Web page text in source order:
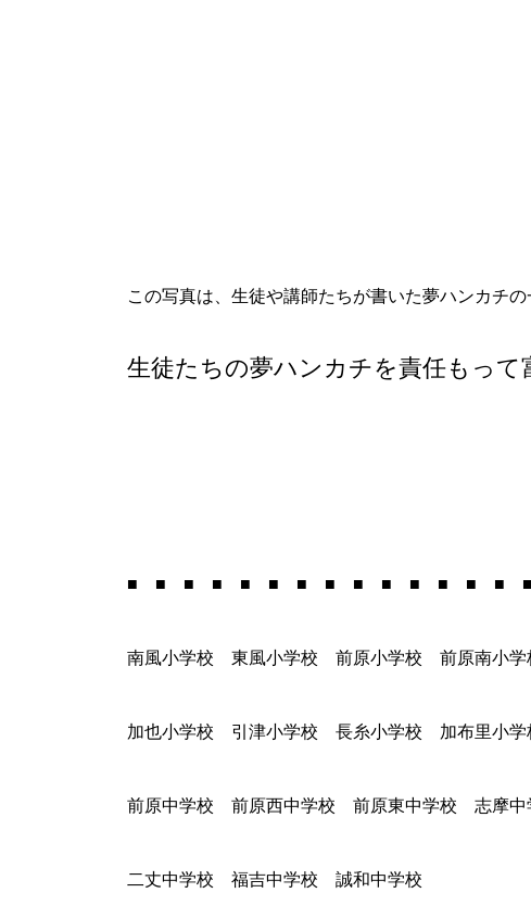
この写真は、生徒や講師たちが書いた夢ハンカチの
生徒たちの夢ハンカチを責任もって
■ ■ ■ ■ ■ ■ ■ ■ ■ ■ ■ ■ ■ ■ ■
南風小学校 東風小学校 前原小学校 前原南小学
加也小学校 引津小学校 長糸小学校 加布里小学
前原中学校 前原西中学校 前原東中学校 志摩中
二丈中学校 福吉中学校 誠和中学校